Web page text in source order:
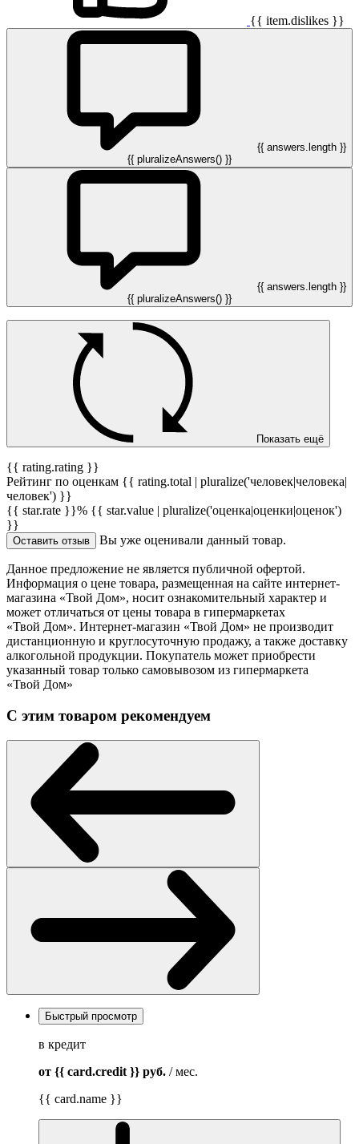
{{ item.dislikes }}
{{ answers.length }}
{{ pluralizeAnswers() }}
{{ answers.length }}
{{ pluralizeAnswers() }}
Показать ещё
{{ rating.rating }}
Рейтинг по оценкам {{ rating.total | pluralize('человек|человека|
человек') }}
{{ star.rate }}% {{ star.value | pluralize('оценка|оценки|оценок')
}}
Оставить отзыв Вы уже оценивали данный товар.
Данное предложение не является публичной офертой.
Информация о цене товара, размещенная на сайте интернет-
магазина «Твой Дом», носит ознакомительный характер и
может отличаться от цены товара в гипермаркетах
«Твой Дом». Интернет-магазин «Твой Дом» не производит
дистанционную и круглосуточную продажу, а также доставку
алкогольной продукции. Покупатель может приобрести
указанный товар только самовывозом из гипермаркета
«Твой Дом»
С этим товаром рекомендуем
Быстрый просмотр
в кредит
от {{ card.credit }} руб. / мес.
{{ card.name }}